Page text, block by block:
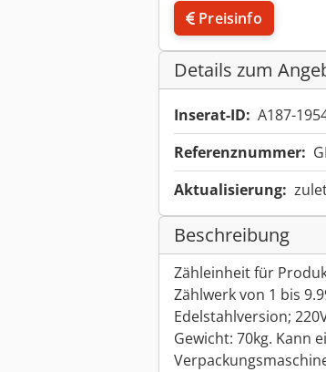
Preisinfo
Details zum
Inserat-ID: A187-
Referenznummer:
Aktualisierung:
Beschreibung
Zähleinheit für
Zählwerk von 1 bis
Edelstahlversion;
Gewicht: 70kg. Kann